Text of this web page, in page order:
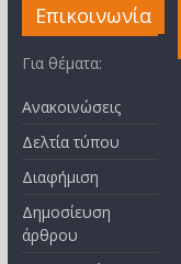
Επικοινωνία
Για θέματα:
Ανακοινώσεις
Δελτία τύπου
Διαφήμιση
Δημοσίευση
άρθρου